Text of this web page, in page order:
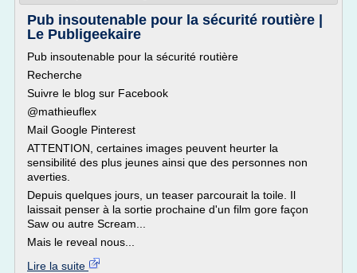
Pub insoutenable pour la sécurité routière |
Le Publigeekaire
Pub insoutenable pour la sécurité routière
Recherche
Suivre le blog sur Facebook
@mathieuflex
Mail Google Pinterest
ATTENTION, certaines images peuvent heurter la
sensibilité des plus jeunes ainsi que des personnes non
averties.
Depuis quelques jours, un teaser parcourait la toile. Il
laissait penser à la sortie prochaine d'un film gore façon
Saw ou autre Scream...
Mais le reveal nous...
Lire la suite